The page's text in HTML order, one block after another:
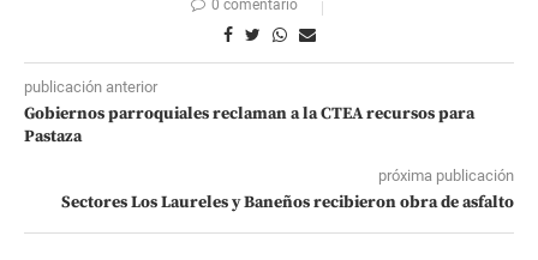
0 comentario
publicación anterior
Gobiernos parroquiales reclaman a la CTEA recursos para
Pastaza
próxima publicación
Sectores Los Laureles y Baneños recibieron obra de asfalto